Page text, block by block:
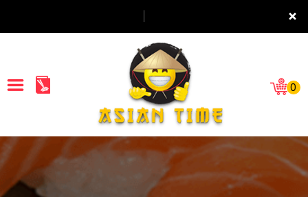
×
ACCUEIL
LA CARTE
0